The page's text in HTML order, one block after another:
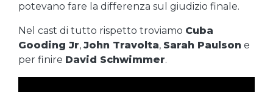
potevano fare la differenza sul giudizio finale.
Nel cast di tutto rispetto troviamo Cuba
Gooding Jr, John Travolta, Sarah Paulson e
per finire David Schwimmer.